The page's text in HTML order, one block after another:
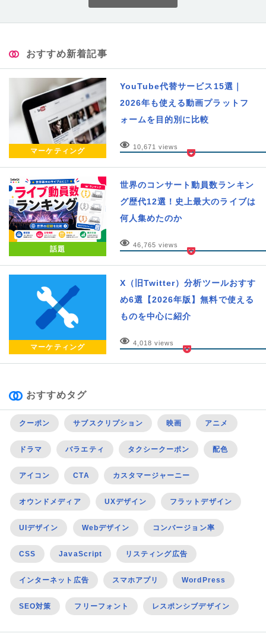
おすすめ新着記事
マーケティング
YouTube代替サービス15選｜
2026年も使える動画プラットフ
ォームを目的別に比較
10,671 views
話題
世界のコンサート動員数ランキン
グ歴代12選！史上最大のライブは
何人集めたのか
46,765 views
マーケティング
X（旧Twitter）分析ツールおすす
め6選【2026年版】無料で使える
ものを中心に紹介
4,018 views
おすすめタグ
クーポン サブスクリプション 映画 アニメ
ドラマ バラエティ タクシークーポン 配色
アイコン CTA カスタマージャーニー
オウンドメディア UXデザイン フラットデザイン
UIデザイン Webデザイン コンバージョン率
CSS JavaScript リスティング広告
インターネット広告 スマホアプリ WordPress
SEO対策 フリーフォント レスポンシブデザイン